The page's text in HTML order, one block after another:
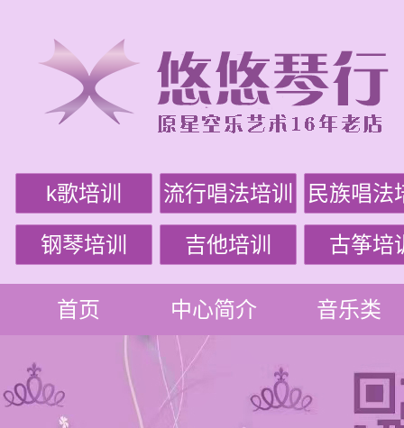
k歌培训 流行唱法培训 民族唱法
钢琴培训 吉他培训 古筝培
首页 中心简介 音乐类